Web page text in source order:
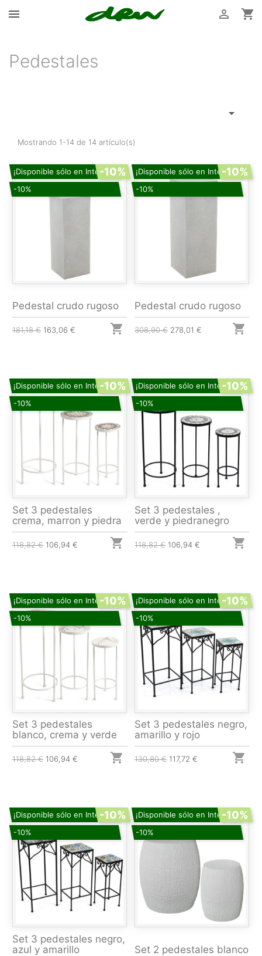
 

Pedestales

Mostrando 1-14 de 14 artículo(s)
¡Disponible sólo en Internet!
-10%
-10%
Pedestal crudo rugoso
181,18 € 163,06 € 
¡Disponible sólo en Internet!
-10%
-10%
Pedestal crudo rugoso
308,90 € 278,01 € 
¡Disponible sólo en Internet!
-10%
-10%
Set 3 pedestales
crema, marron y piedra
118,82 € 106,94 € 
¡Disponible sólo en Internet!
-10%
-10%
Set 3 pedestales ,
verde y piedranegro
118,82 € 106,94 € 
¡Disponible sólo en Internet!
-10%
-10%
Set 3 pedestales
blanco, crema y verde
118,82 € 106,94 € 
¡Disponible sólo en Internet!
-10%
-10%
Set 3 pedestales negro,
amarillo y rojo
130,80 € 117,72 € 
¡Disponible sólo en Internet!
-10%
-10%
Set 3 pedestales negro,
azul y amarillo
¡Disponible sólo en Internet!
-10%
-10%
Set 2 pedestales blanco